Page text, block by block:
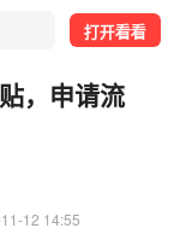
打开看看
，申请流
11-12 14:55